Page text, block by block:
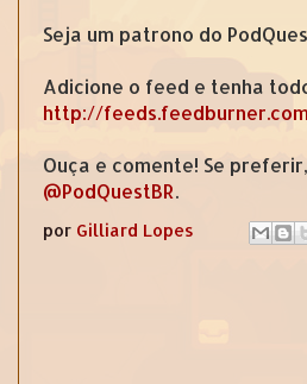
Seja um patrono do
Adicione o feed e tenha
http://
Ouça e comente! Se
@PodQuestBR.
por Gilliard Lopes